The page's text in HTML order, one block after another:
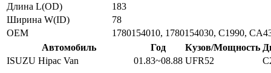
Длина L(OD)
183
Ширина W(ID)
78
ОЕМ
1780154010, 1780154030, C1990,
Автомобиль
Год Кузов/Мощность
ISUZU Hipac Van
01.83~08.88 UFR52